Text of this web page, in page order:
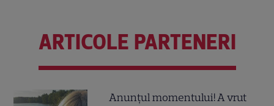
ARTICOLE PARTENERI
Anunțul momentului! A vrut